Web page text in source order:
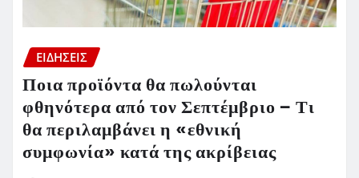
ΕΙΔΗΣΕΙΣ
Ποια προϊόντα θα πωλούνται
φθηνότερα από τον Σεπτέμβριο – Τι
θα περιλαμβάνει η «εθνική
συμφωνία» κατά της ακρίβειας